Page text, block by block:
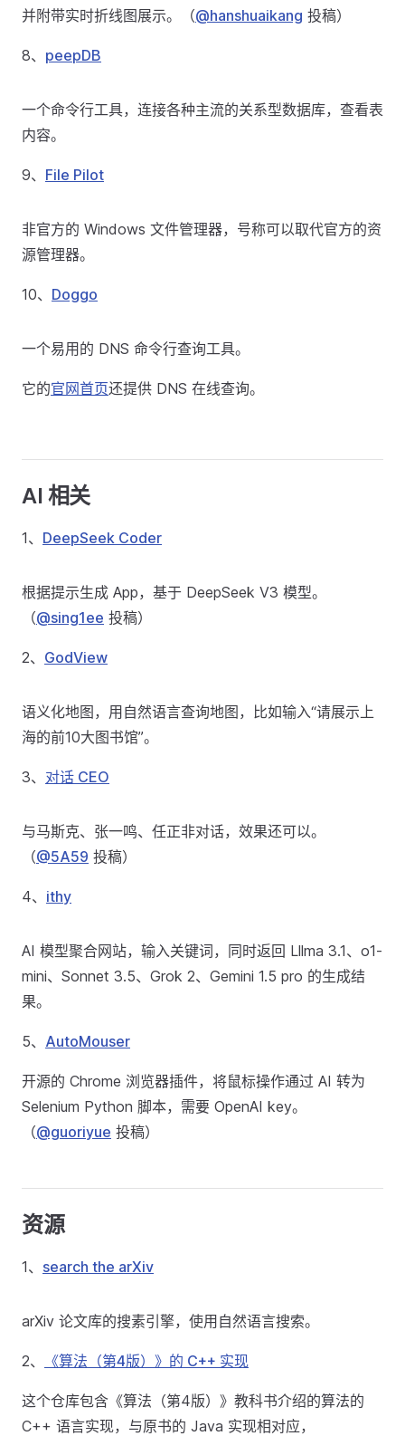
并附带实时折线图展示。（@hanshuaikang 投稿）
8、 peepDB
一个命令行工具，连接各种主流的关系型数据库，查看表
内容。
9、 File Pilot
非官方的 Windows 文件管理器，号称可以取代官方的资
源管理器。
10、 Doggo
一个易用的 DNS 命令行查询工具。
它的官网首页还提供 DNS 在线查询。
AI 相关
1、 DeepSeek Coder
根据提示生成 App，基于 DeepSeek V3 模型。
（@sing1ee 投稿）
2、 GodView
语义化地图，用自然语言查询地图，比如输入“请展示上
海的前10大图书馆”。
3、 对话 CEO
与马斯克、张一鸣、任正非对话，效果还可以。
（@5A59 投稿）
4、 ithy
AI 模型聚合网站，输入关键词，同时返回 Lllma 3.1、o1-
mini、Sonnet 3.5、Grok 2、Gemini 1.5 pro 的生成结
果。
5、 AutoMouser
开源的 Chrome 浏览器插件，将鼠标操作通过 AI 转为
Selenium Python 脚本，需要 OpenAI key。
（@guoriyue 投稿）
资源
1、 search the arXiv
arXiv 论文库的搜素引擎，使用自然语言搜索。
2、 《算法（第4版）》的 C++ 实现
这个仓库包含《算法（第4版）》教科书介绍的算法的
C++ 语言实现，与原书的 Java 实现相对应，